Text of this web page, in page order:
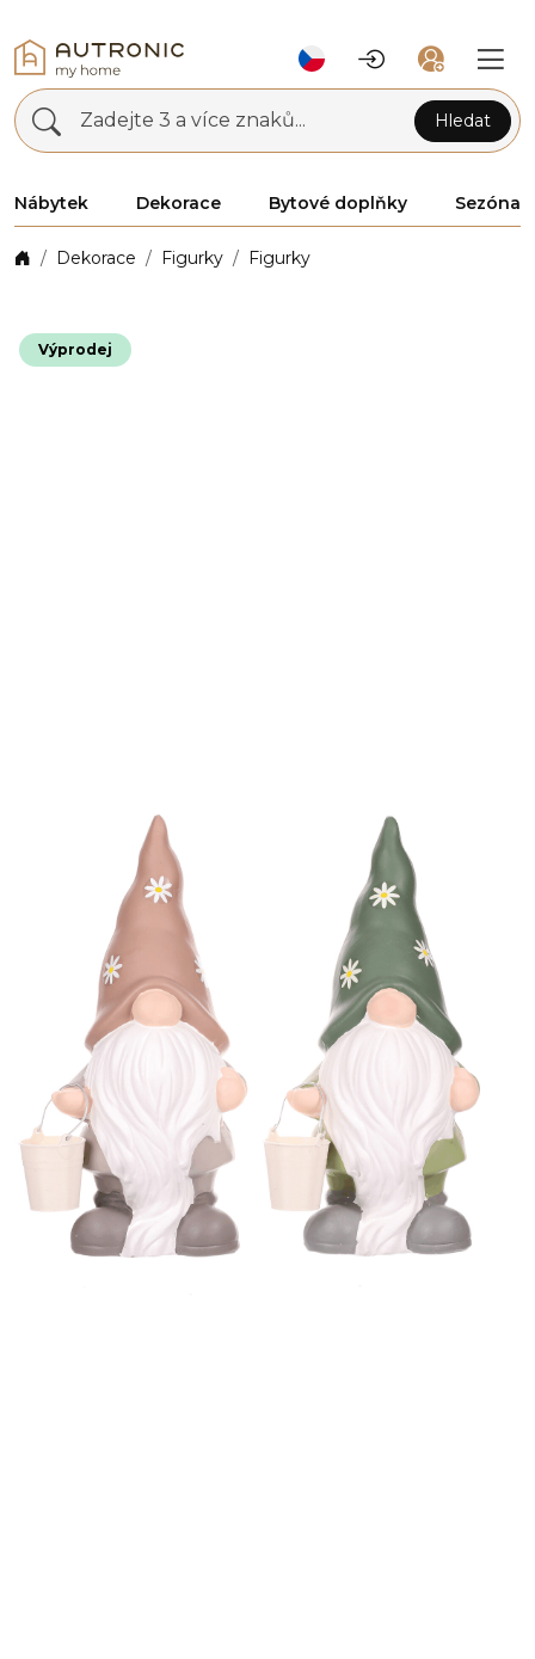
Zadejte 3 a více znaků... Hledat
Nábytek Dekorace Bytové doplňky Sezóna
Dekorace Figurky Figurky
Výprodej